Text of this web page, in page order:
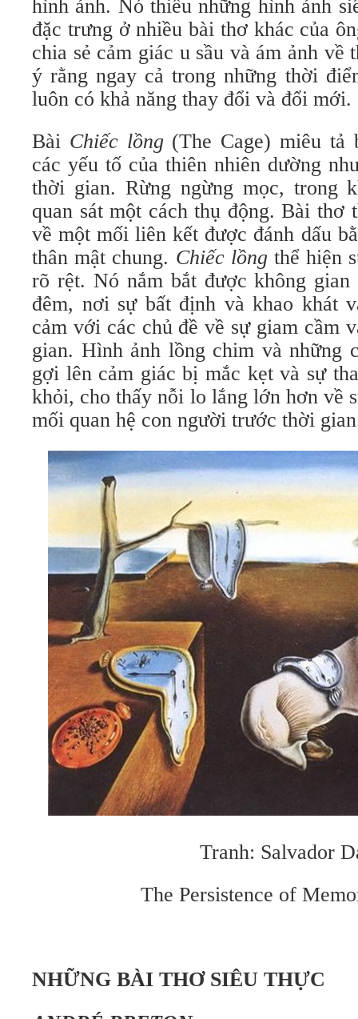
hình ảnh. Nó thiếu những hình ảnh
đặc trưng ở nhiều bài thơ khác của
chia sẻ cảm giác u sầu và ám ảnh
ý rằng ngay cả trong những thời
luôn có khả năng thay đổi và đổi mới.
Bài Chiếc lồng (The Cage) miêu tả
các yếu tố của thiên nhiên dường
thời gian. Rừng ngừng mọc, trong
quan sát một cách thụ động. Bài thơ
về một mối liên kết được đánh dấu
thân mật chung. Chiếc lồng thể hiện
rõ rệt. Nó nắm bắt được không
đêm, nơi sự bất định và khao khát
cảm với các chủ đề về sự giam cầm
gian. Hình ảnh lồng chim và những
gợi lên cảm giác bị mắc kẹt và sự
khỏi, cho thấy nỗi lo lắng lớn hơn về
mối quan hệ con người trước thời
Tranh: Salvador
The Persistence of
NHỮNG BÀI THƠ SIÊU THỰC